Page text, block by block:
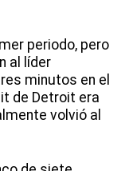
periodo, pero
al líder
minutos en el
de Detroit era
volvió al